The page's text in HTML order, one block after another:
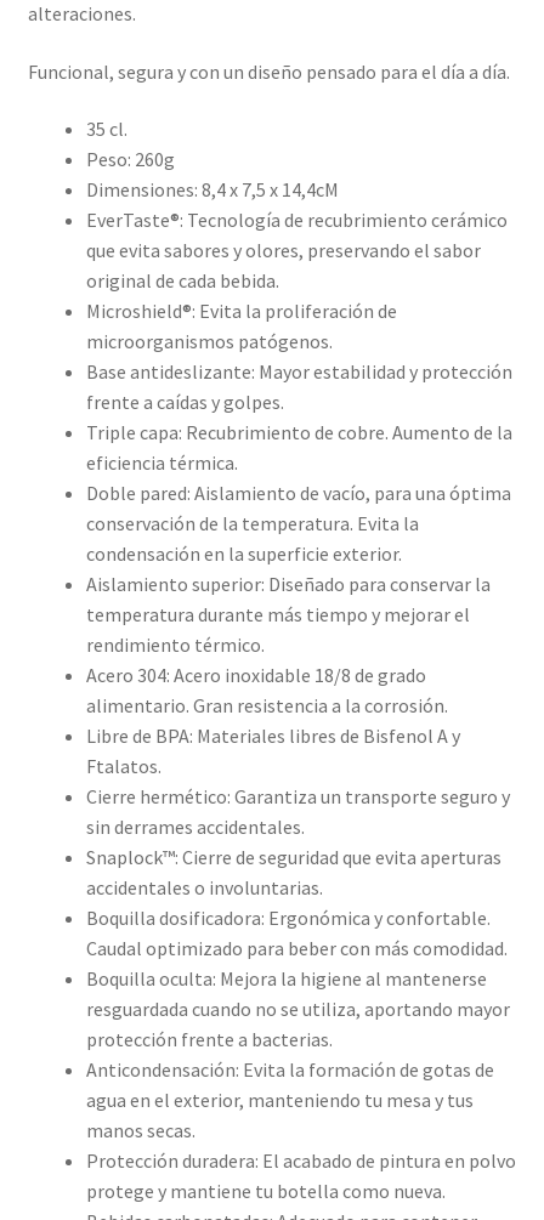
alteraciones.
Funcional, segura y con un diseño pensado para el día a día.
35 cl.
Peso: 260g
Dimensiones: 8,4 x 7,5 x 14,4cM
EverTaste®: Tecnología de recubrimiento cerámico
que evita sabores y olores, preservando el sabor
original de cada bebida.
Microshield®: Evita la proliferación de
microorganismos patógenos.
Base antideslizante: Mayor estabilidad y protección
frente a caídas y golpes.
Triple capa: Recubrimiento de cobre. Aumento de la
eficiencia térmica.
Doble pared: Aislamiento de vacío, para una óptima
conservación de la temperatura. Evita la
condensación en la superficie exterior.
Aislamiento superior: Diseñado para conservar la
temperatura durante más tiempo y mejorar el
rendimiento térmico.
Acero 304: Acero inoxidable 18/8 de grado
alimentario. Gran resistencia a la corrosión.
Libre de BPA: Materiales libres de Bisfenol A y
Ftalatos.
Cierre hermético: Garantiza un transporte seguro y
sin derrames accidentales.
Snaplock™: Cierre de seguridad que evita aperturas
accidentales o involuntarias.
Boquilla dosificadora: Ergonómica y confortable.
Caudal optimizado para beber con más comodidad.
Boquilla oculta: Mejora la higiene al mantenerse
resguardada cuando no se utiliza, aportando mayor
protección frente a bacterias.
Anticondensación: Evita la formación de gotas de
agua en el exterior, manteniendo tu mesa y tus
manos secas.
Protección duradera: El acabado de pintura en polvo
protege y mantiene tu botella como nueva.